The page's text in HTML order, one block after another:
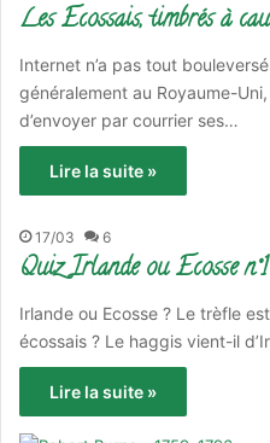
Les Ecossais, timbrés à
Internet n’a pas tout
généralement au Royaume-
d’envoyer par courrier ses…
Lire la suite »
17/03 6
Quiz Irlande ou Ecosse n°1
Irlande ou Ecosse ? Le trèfle
écossais ? Le haggis vient-il
Lire la suite »